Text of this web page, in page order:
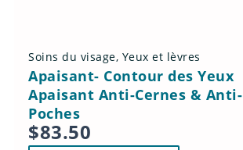
Soins du visage, Yeux et lèvres
Apaisant- Contour des Yeux
Apaisant Anti-Cernes & Anti-
Poches
$83.50